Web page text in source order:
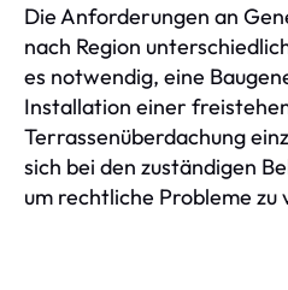
Die Anforderungen an
nach Region
es notwendig, eine
Installation einer
Terrassenüberdachung
sich bei den zuständigen
um rechtliche Probleme zu